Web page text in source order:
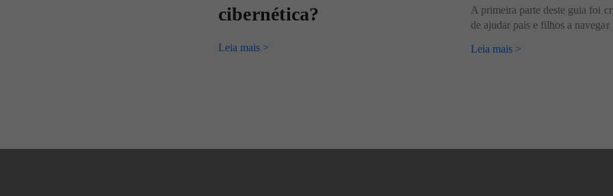
cibernética?
Leia mais >
A primeira parte deste guia foi
de ajudar pais e filhos a navegar
Leia mais >